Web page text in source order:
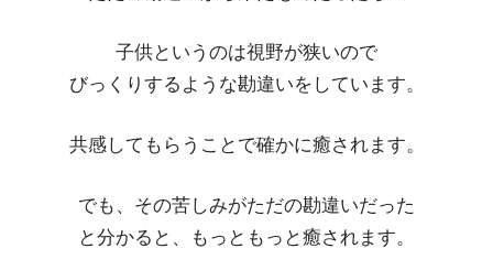
子供というのは視野が狭いので
びっくりするような勘違いをしています。
共感してもらうことで確かに癒されます。
でも、その苦しみがただの勘違いだった
と分かると、もっともっと癒されます。